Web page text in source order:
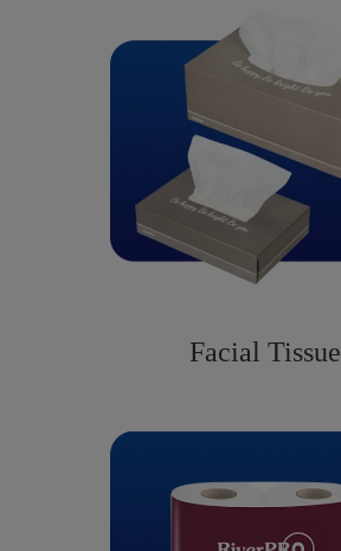
Facial Tissue